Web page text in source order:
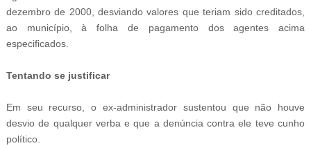
dezembro de 2000, desviando valores que teriam sido creditados,
ao município, à folha de pagamento dos agentes acima
especificados.
Tentando se justificar
Em seu recurso, o ex-administrador sustentou que não houve
desvio de qualquer verba e que a denúncia contra ele teve cunho
político.